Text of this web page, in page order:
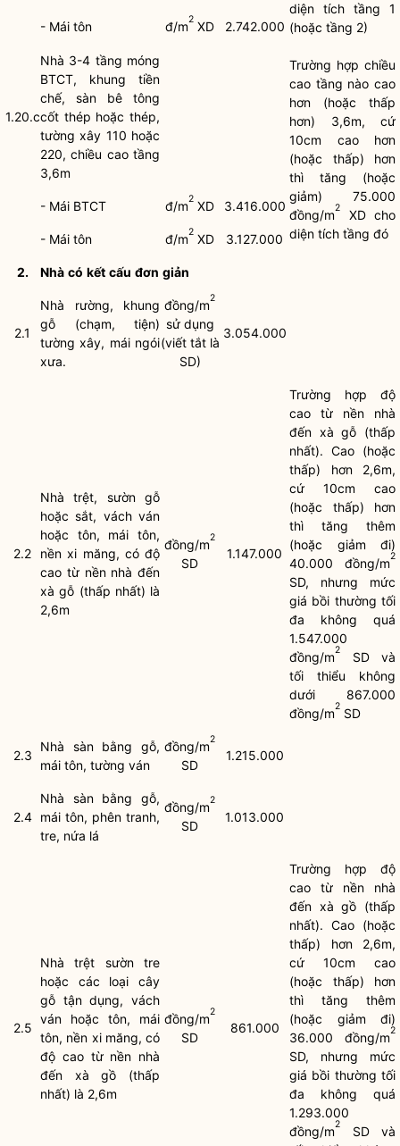
diện tích tầng 1
(hoặc tầng 2)
- Mái tôn đ/m2 XD 2.742.000
1.20.c
Nhà 3-4 tầng móng
BTCT, khung tiền
chế, sàn bê tông
cốt thép hoặc thép,
tường xây 110 hoặc
220, chiều cao tầng
3,6m
Trường hợp chiều
cao tầng nào cao
hơn (hoặc thấp
hơn) 3,6m, cứ
10cm cao hơn
(hoặc thấp) hơn
thì tăng (hoặc
giảm) 75.000
đồng/m2
XD cho
diện tích tầng đó
- Mái BTCT đ/m2 XD 3.416.000
- Mái tôn đ/m2 XD 3.127.000
2. Nhà có kết cấu đơn giản
2.1
Nhà rường, khung
gỗ (chạm, tiện)
tường xây, mái ngói
xưa.
đồng/m2
sử dụng
(viết tắt là
SD)
3.054.000
2.2
Nhà trệt, sườn gỗ
hoặc sắt, vách ván
hoặc tôn, mái tôn,
nền xi măng, có độ
cao từ nền nhà đến
xà gỗ (thấp nhất) là
2,6m
đồng/m2
SD
1.147.000
Trường hợp độ
cao từ nền nhà
đến xà gỗ (thấp
nhất). Cao (hoặc
thấp) hơn 2,6m,
cứ 10cm cao
(hoặc thấp) hơn
thì tăng thêm
(hoặc giảm đi)
40.000 đồng/m2
SD, nhưng mức
giá bồi thường tối
đa không quá
1.547.000
đồng/m2
SD và
tối thiểu không
dưới 867.000
đồng/m2 SD
2.3
Nhà sàn bằng gỗ,
mái tôn, tường ván
đồng/m2
SD
1.215.000
2.4
Nhà sàn bằng gỗ,
mái tôn, phên tranh,
tre, nứa lá
đồng/m2
SD
1.013.000
2.5
Nhà trệt sườn tre
hoặc các loại cây
gỗ tận dụng, vách
ván hoặc tôn, mái
tôn, nền xi măng, có
độ cao từ nền nhà
đến xà gồ (thấp
nhất) là 2,6m
đồng/m2
SD
861.000
Trường hợp độ
cao từ nền nhà
đến xà gồ (thấp
nhất). Cao (hoặc
thấp) hơn 2,6m,
cứ 10cm cao
(hoặc thấp) hơn
thì tăng thêm
(hoặc giảm đi)
36.000 đồng/m2
SD, nhưng mức
giá bồi thường tối
đa không quá
1.293.000
đồng/m2
SD và